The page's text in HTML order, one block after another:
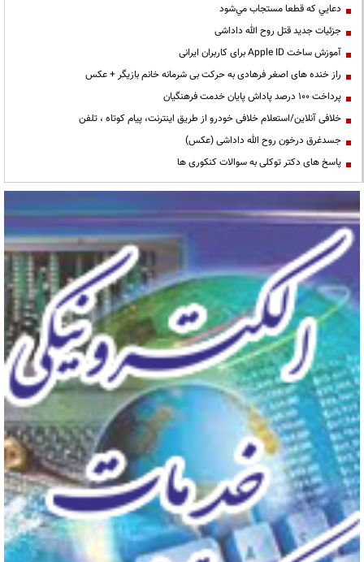
دعايي كه قطعا مستجاب مي‌شود
جزئیات جدید قتل روح الله داداشی
آموزش ساخت Apple ID برای کاربران ایرانی
راز خنده های اصغر فرهادی به حرکت بی شرمانه خانم بازیگر + عکس
پرداخت ۱۰۰ درصد پاداش پایان خدمت فرهنگیان
خلافی آنلاین/استعلام خلافی خودرو از طریق اینترنت، پیام کوتاه ، تلفن
جسدغرق درخون روح الله داداشی (عکس)
پاسخ های دکتر توکلی به سوالات کنکوری ها